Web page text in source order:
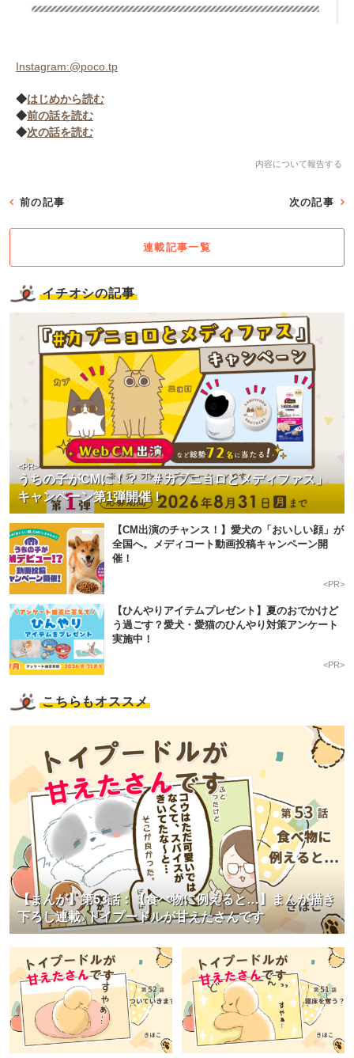
Instagram:@poco.tp
◆はじめから読む
◆前の話を読む
◆次の話を読む
内容について報告する
前の記事 次の記事
連載記事一覧
イチオシの記事
うちの子がCMに！？「＃カブニョロとメディファス」
キャンペーン第1弾開催！
<PR>
【CM出演のチャンス！】愛犬の「おいしい顔」が
全国へ。メディコート動画投稿キャンペーン開
催！
<PR>
【ひんやりアイテムプレゼント】夏のおでかけど
う過ごす？愛犬・愛猫のひんやり対策アンケート
実施中！
<PR>
こちらもオススメ
【まんが】第53話：【食べ物に例えると…】まんが描き
下ろし連載♪トイプードルが甘えたさんです